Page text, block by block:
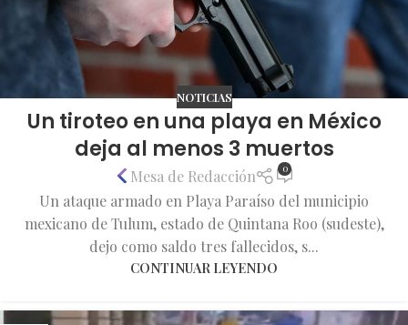
NOTICIAS
Un tiroteo en una playa en México
deja al menos 3 muertos
Mesa de Redacción 0
Un ataque armado en Playa Paraíso del municipio
mexicano de Tulum, estado de Quintana Roo (sudeste),
dejo como saldo tres fallecidos, s...
CONTINUAR LEYENDO